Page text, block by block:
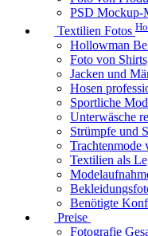
PSD Mockup-
Textilien Fotos
Hollowman
Foto von
Jacken und
Hosen
Sportliche
Unterwäsche
Strümpfe und
Trachtenmode
Textilien als
Benötigte
Preise
Fotografie